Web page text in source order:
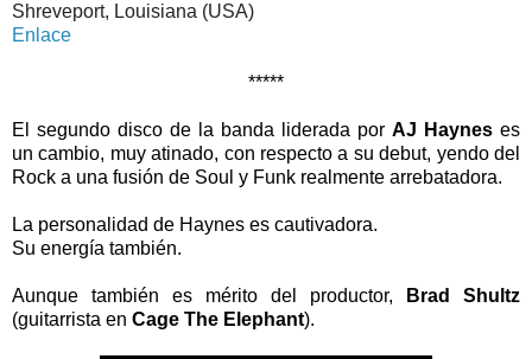
Shreveport, Louisiana (USA)
Enlace
*****
El segundo disco de la banda liderada por AJ Haynes es
un cambio, muy atinado, con respecto a su debut, yendo del
Rock a una fusión de Soul y Funk realmente arrebatadora.
La personalidad de Haynes es cautivadora.
Su energía también.
Aunque también es mérito del productor,
Brad Shultz
(guitarrista en Cage The Elephant).